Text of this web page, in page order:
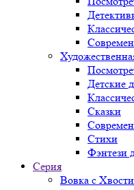
Детские
Сказки
Стихи
Фэнтези
Серия
Вовка с